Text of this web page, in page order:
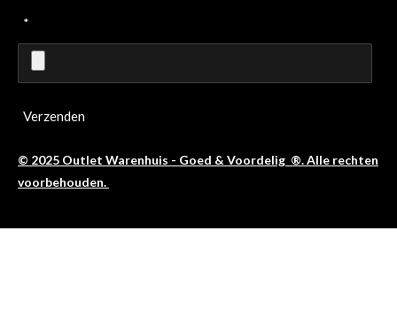
*
Verzenden
© 2025 Outlet Warenhuis - Goed & Voordelig ®. Alle rechten
voorbehouden.